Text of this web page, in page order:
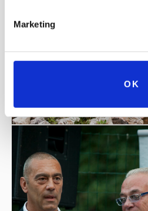
Marketing
OK